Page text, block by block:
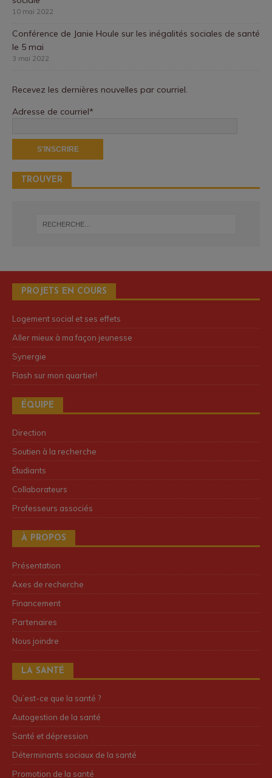
10 mai 2022
Conférence de Janie Houle sur les inégalités sociales de santé
le 5 mai
3 mai 2022
Recevez les dernières nouvelles par courriel.
Adresse de courriel*
TROUVER
PROJETS EN COURS
Logement social et ses effets
Aller mieux à ma façon jeunesse
Synergie
Flash sur mon quartier!
ÉQUIPE
Direction
Soutien à la recherche
Étudiants
Collaborateurs
Professeurs associés
À PROPOS
Présentation
Axes de recherche
Financement
Partenaires
Nous joindre
LA SANTÉ
Qu’est-ce que la santé ?
Autogestion de la santé
Santé et dépression
Déterminants sociaux de la santé
Promotion de la santé